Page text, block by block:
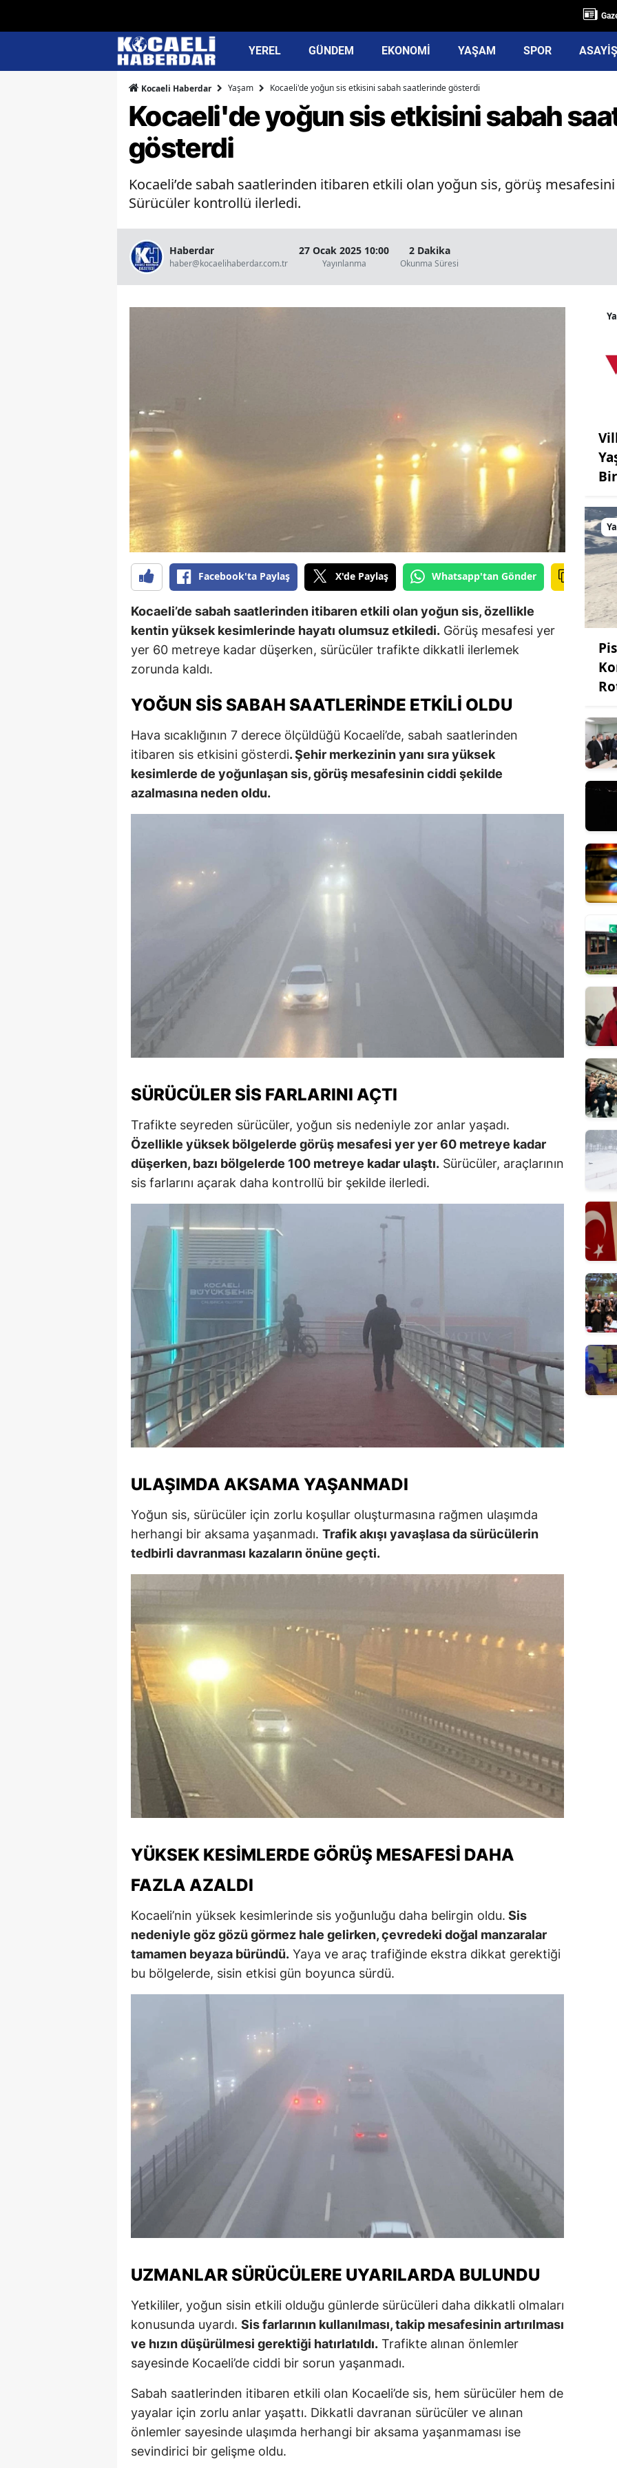
YEREL GÜNDEM EKONOMİ YAŞAM SPOR ASAYİŞ
Kocaeli Haberdar Yaşam Kocaeli'de yoğun sis etkisini sabah saatlerinde gösterdi
Kocaeli'de yoğun sis etkisini sabah
gösterdi
Kocaeli’de sabah saatlerinden itibaren etkili olan yoğun sis, görüş
Sürücüler kontrollü ilerledi.
Haberdar
haber@kocaelihaberdar.com.tr
27 Ocak 2025 10:00
Yayınlanma
2 Dakika
Okunma Süresi
Facebook'ta Paylaş X'de Paylaş Whatsapp'tan Gönder
Kocaeli’de sabah saatlerinden itibaren etkili olan yoğun sis, özellikle
kentin yüksek kesimlerinde hayatı olumsuz etkiledi. Görüş mesafesi yer
yer 60 metreye kadar düşerken, sürücüler trafikte dikkatli ilerlemek
zorunda kaldı.
YOĞUN SIS SABAH SAATLERINDE ETKILI OLDU
Hava sıcaklığının 7 derece ölçüldüğü Kocaeli’de, sabah saatlerinden
itibaren sis etkisini gösterdi. Şehir merkezinin yanı sıra yüksek
kesimlerde de yoğunlaşan sis, görüş mesafesinin ciddi şekilde
azalmasına neden oldu.
SÜRÜCÜLER SIS FARLARINI AÇTI
Trafikte seyreden sürücüler, yoğun sis nedeniyle zor anlar yaşadı.
Özellikle yüksek bölgelerde görüş mesafesi yer yer 60 metreye kadar
düşerken, bazı bölgelerde 100 metreye kadar ulaştı. Sürücüler, araçlarının
sis farlarını açarak daha kontrollü bir şekilde ilerledi.
ULAŞIMDA AKSAMA YAŞANMADI
Yoğun sis, sürücüler için zorlu koşullar oluşturmasına rağmen ulaşımda
herhangi bir aksama yaşanmadı. Trafik akışı yavaşlasa da sürücülerin
tedbirli davranması kazaların önüne geçti.
YÜKSEK KESIMLERDE GÖRÜŞ MESAFESI DAHA
FAZLA AZALDI
Kocaeli’nin yüksek kesimlerinde sis yoğunluğu daha belirgin oldu. Sis
nedeniyle göz gözü görmez hale gelirken, çevredeki doğal manzaralar
tamamen beyaza büründü. Yaya ve araç trafiğinde ekstra dikkat gerektiği
bu bölgelerde, sisin etkisi gün boyunca sürdü.
UZMANLAR SÜRÜCÜLERE UYARILARDA BULUNDU
Yetkililer, yoğun sisin etkili olduğu günlerde sürücüleri daha dikkatli olmaları
konusunda uyardı. Sis farlarının kullanılması, takip mesafesinin artırılması
ve hızın düşürülmesi gerektiği hatırlatıldı. Trafikte alınan önlemler
sayesinde Kocaeli’de ciddi bir sorun yaşanmadı.
Sabah saatlerinden itibaren etkili olan Kocaeli’de sis, hem sürücüler hem de
yayalar için zorlu anlar yaşattı. Dikkatli davranan sürücüler ve alınan
önlemler sayesinde ulaşımda herhangi bir aksama yaşanmaması ise
sevindirici bir gelişme oldu.